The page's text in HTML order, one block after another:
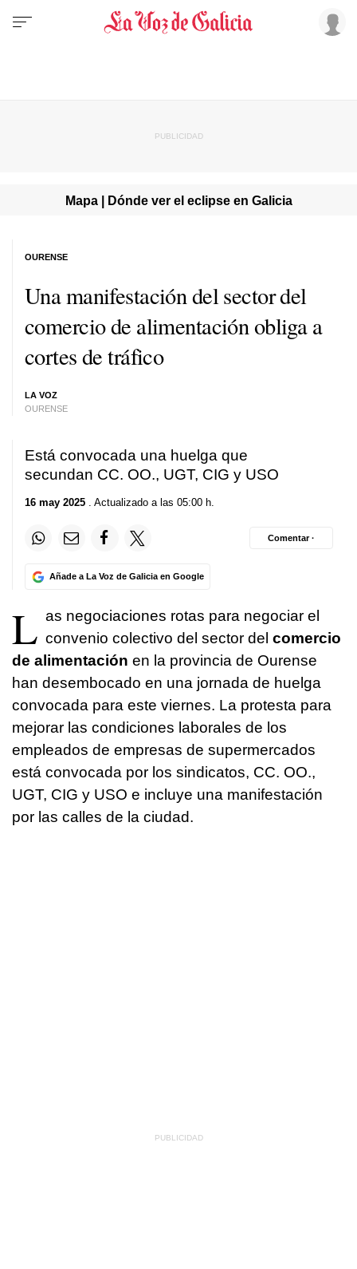
Mapa | Dónde ver el eclipse en Galicia
Una manifestación del sector del
comercio de alimentación obliga a
cortes de tráfico
LA VOZ
OURENSE
OURENSE
Está convocada una huelga que
secundan CC. OO., UGT, CIG y USO
16 may 2025 . Actualizado a las 05:00 h.
Añade a La Voz de Galicia en Google
Comentar ·
L as negociaciones rotas para negociar el
convenio colectivo del sector del comercio
de alimentación en la provincia de Ourense
han desembocado en una jornada de huelga
convocada para este viernes. La protesta para
mejorar las condiciones laborales de los
empleados de empresas de supermercados
está convocada por los sindicatos, CC. OO.,
UGT, CIG y USO e incluye una manifestación
por las calles de la ciudad.